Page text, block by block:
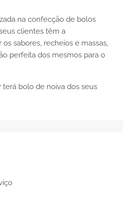
na confecção de bolos
clientes têm a
sabores, recheios e massas,
perfeita dos mesmos para o
terá bolo de noiva dos seus